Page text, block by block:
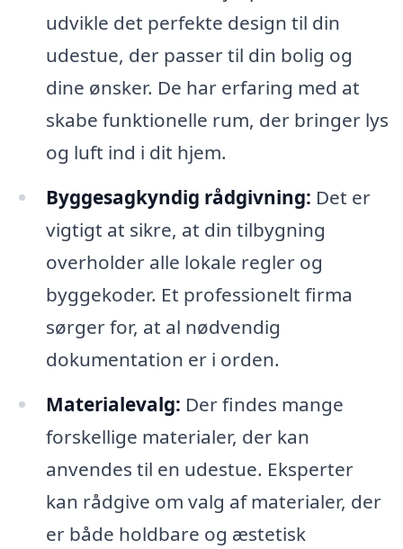
udvikle det perfekte design til din
udestue, der passer til din bolig og
dine ønsker. De har erfaring med at
skabe funktionelle rum, der bringer lys
og luft ind i dit hjem.
Byggesagkyndig rådgivning: Det er
vigtigt at sikre, at din tilbygning
overholder alle lokale regler og
byggekoder. Et professionelt firma
sørger for, at al nødvendig
dokumentation er i orden.
Materialevalg: Der findes mange
forskellige materialer, der kan
anvendes til en udestue. Eksperter
kan rådgive om valg af materialer, der
er både holdbare og æstetisk